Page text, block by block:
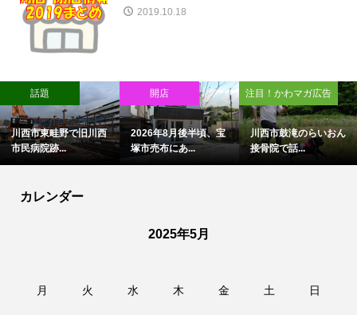
2019.10.18
話題
川西市東畦野で旧川西
市民病院跡...
開店
2026年8月後半頃、宝
塚市売布にあ...
注目！かわマガ広告
川西市鼓滝のらいおん
接骨院で話...
カレンダー
2025年5月
月 火 水 木 金 土 日